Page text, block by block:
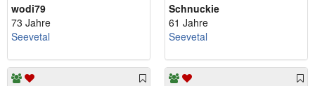
wodi79
73 Jahre
Seevetal
Schnuckie
61 Jahre
Seevetal